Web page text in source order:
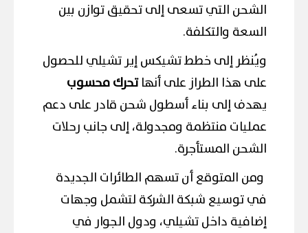
الشحن التي تسعى إلى تحقيق توازن بين
السعة والتكلفة.
ويُنظر إلى خطط تشيكس إير تشيلي للحصول
على هذا الطراز على أنهاتحرك محسوب
يهدف إلى بناء أسطول شحن قادر على دعم
عمليات منتظمة ومجدولة، إلى جانب رحلات
الشحن المستأجرة.
ومن المتوقع أن تسهم الطائرات الجديدة
في توسيع شبكة الشركة لتشمل وجهات
إضافية داخل تشيلي، ودول الجوار في